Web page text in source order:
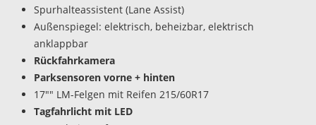
Spurhalteassistent (Lane Assist)
Außenspiegel: elektrisch, beheizbar, elektrisch
anklappbar
Rückfahrkamera
Parksensoren vorne + hinten
17"" LM-Felgen mit Reifen 215/60R17
Tagfahrlicht mit LED